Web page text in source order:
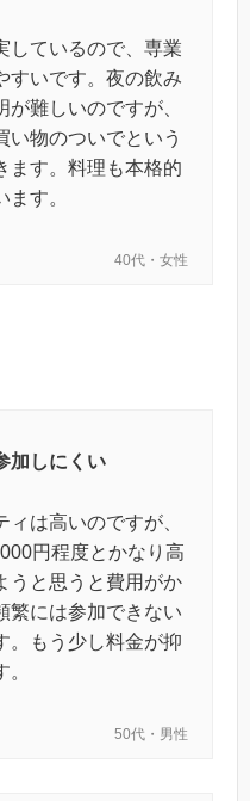
しているので、専業
すいです。夜の飲み
難しいのですが、
い物のついでという
ます。料理も本格的
す。
40代・女性
加しにくい
は高いのですが、
円程度とかなり高
うと思うと費用がか
繁には参加できない
。もう少し料金が抑
50代・男性